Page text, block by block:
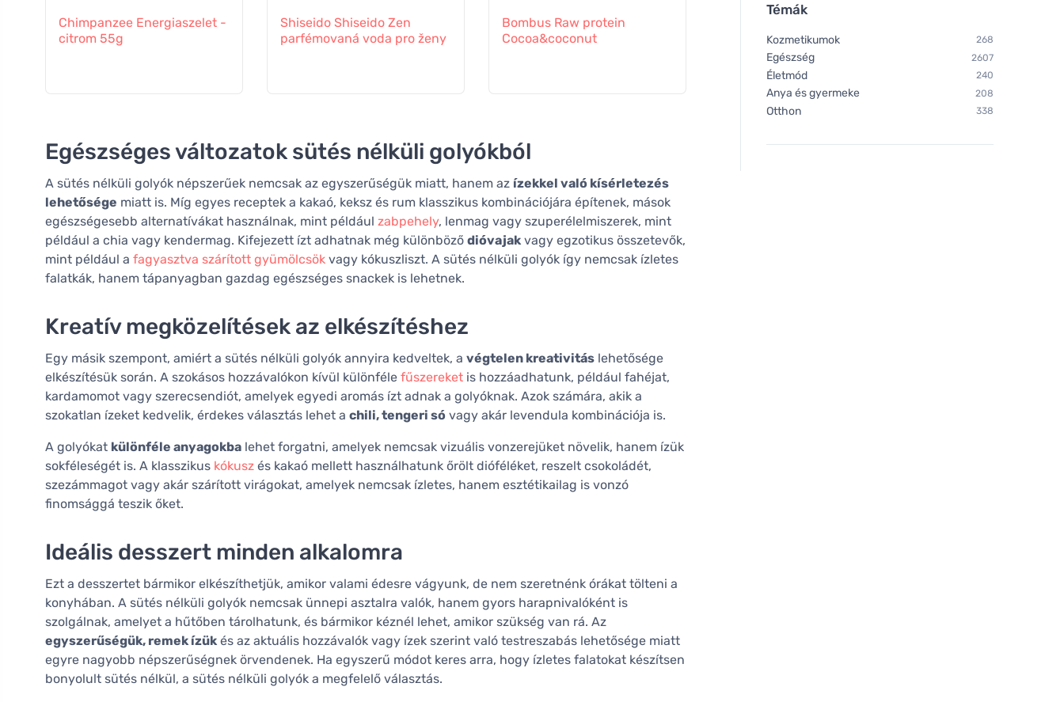
Chimpanzee Energiaszelet -
citrom 55g
Shiseido Shiseido Zen
parfémovaná voda pro ženy
Bombus Raw protein
Cocoa&coconut
beans 50g
Alhambra
parfémovaná voda
Egészséges változatok sütés nélküli golyókból
A sütés nélküli golyók népszerűek nemcsak az egyszerűségük miatt, hanem az ízekkel való kísérletezés
lehetősége miatt is. Míg egyes receptek a kakaó, keksz és rum klasszikus kombinációjára építenek, mások
egészségesebb alternatívákat használnak, mint például zabpehely, lenmag vagy szuperélelmiszerek, mint
például a chia vagy kendermag. Kifejezett ízt adhatnak még különböző dióvajak vagy egzotikus összetevők,
mint például a fagyasztva szárított gyümölcsök vagy kókuszliszt. A sütés nélküli golyók így nemcsak ízletes
falatkák, hanem tápanyagban gazdag egészséges snackek is lehetnek.
Kreatív megközelítések az elkészítéshez
Egy másik szempont, amiért a sütés nélküli golyók annyira kedveltek, a végtelen kreativitás lehetősége
elkészítésük során. A szokásos hozzávalókon kívül különféle fűszereket is hozzáadhatunk, például fahéjat,
kardamomot vagy szerecsendiót, amelyek egyedi aromás ízt adnak a golyóknak. Azok számára, akik a
szokatlan ízeket kedvelik, érdekes választás lehet a chili, tengeri só vagy akár levendula kombinációja is.
A golyókat különféle anyagokba lehet forgatni, amelyek nemcsak vizuális vonzerejüket növelik, hanem ízük
sokféleségét is. A klasszikus kókusz és kakaó mellett használhatunk őrölt dióféléket, reszelt csokoládét,
szezámmagot vagy akár szárított virágokat, amelyek nemcsak ízletes, hanem esztétikailag is vonzó
finomsággá teszik őket.
Ideális desszert minden alkalomra
Ezt a desszertet bármikor elkészíthetjük, amikor valami édesre vágyunk, de nem szeretnénk órákat tölteni a
konyhában. A sütés nélküli golyók nemcsak ünnepi asztalra valók, hanem gyors harapnivalóként is
szolgálnak, amelyet a hűtőben tárolhatunk, és bármikor kéznél lehet, amikor szükség van rá. Az
egyszerűségük, remek ízük és az aktuális hozzávalók vagy ízek szerint való testreszabás lehetősége miatt
egyre nagyobb népszerűségnek örvendenek. Ha egyszerű módot keres arra, hogy ízletes falatokat készítsen
bonyolult sütés nélkül, a sütés nélküli golyók a megfelelő választás.
Témák
Kozmetikumok 268
Egészség 2607
Életmód 240
Anya és gyermeke 208
Otthon 338